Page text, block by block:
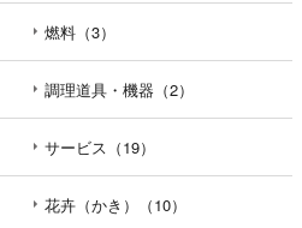
燃料（3）
調理道具・機器（2）
サービス（19）
花卉（かき）（10）